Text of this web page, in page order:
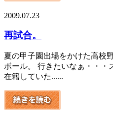
2009.07.23
再試合。
夏の甲子園出場をかけた高校
ボール。 行きたいなぁ・・・
在籍していた......